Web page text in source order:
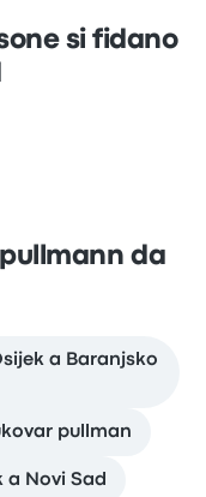
si fidano
da
a Baranjsko
pullman
a Novi Sad